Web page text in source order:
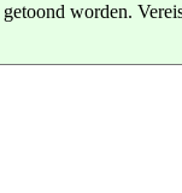
worden.